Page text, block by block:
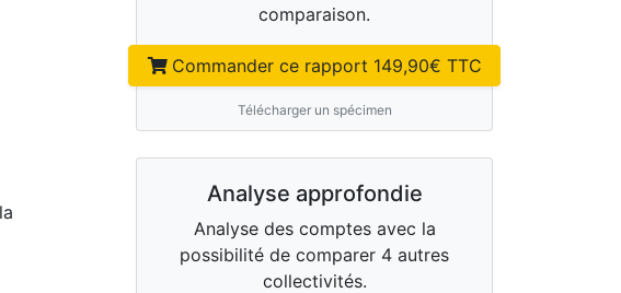
comparaison.
Commander ce rapport 149,90€ TTC
Télécharger un spécimen
Analyse approfondie
Analyse des comptes avec la
possibilité de comparer 4 autres
collectivités.